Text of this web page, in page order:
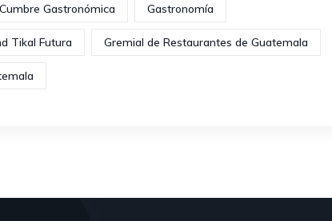
Gastronómica Gastronomía
Tikal Futura Gremial de Restaurantes de Guatemala